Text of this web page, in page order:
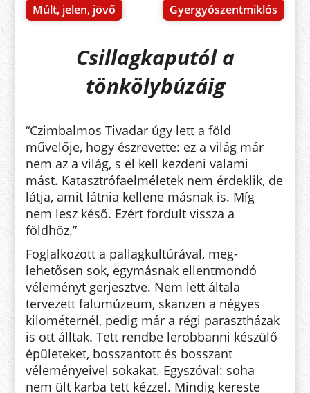
Múlt, jelen, jövő Gyergyószentmiklós
Csillagkaputól a
tönkölybúzáig
“Czimbalmos Tivadar úgy lett a föld
művelője, hogy észrevette: ez a világ már
nem az a világ, s el kell kez­deni valami
mást. Katasztró­fa­el­mé­letek nem érdeklik, de
látja, amit látnia kellene másnak is. Míg
nem lesz késő. Ezért fordult vissza a
földhöz.”
Foglalkozott a pallagkultúrával, meg­­­
lehetősen sok, egymásnak el­lent­mondó
véleményt gerjesztve. Nem lett általa
tervezett falu­mú­zeum, skanzen a négyes
kilomé­ter­nél, pedig már a régi parasztházak
is ott álltak. Tett rendbe lerobbanni készülő
épületeket, bosszantott és bosszant
véleményeivel sokakat. Egy­­szóval: soha
nem ült karba tett kéz­zel. Mindig kereste